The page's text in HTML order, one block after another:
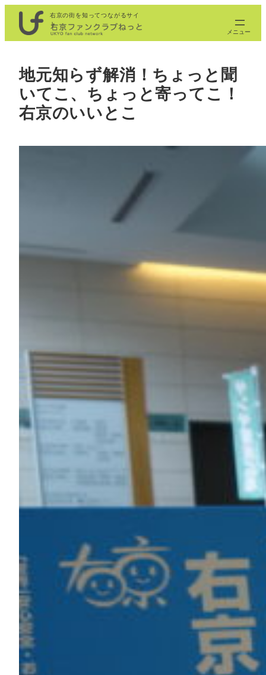
を
右京の街を知ってつながるサイ
ト
地元知らず解消！ちょっと聞
いてこ、ちょっと寄ってこ！
右京のいいとこ